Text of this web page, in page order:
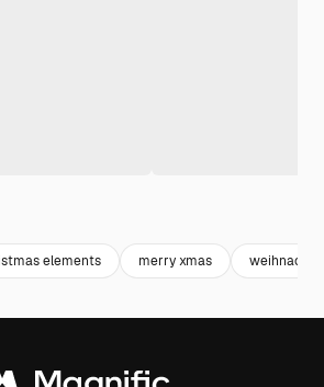
elements merry xmas